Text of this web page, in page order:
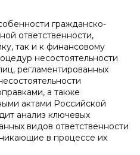
гражданско-
ответственности,
так и к финансовому
несостоятельности
регламентированных
а также
актами Российской
анализ ключевых
видов ответственности
в процессе их